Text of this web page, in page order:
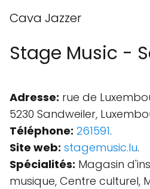
Cava Jazzer
Stage Music -
Adresse: rue de
5230 Sandweiler,
Téléphone: 261591.
Site web: stagemusic.lu.
Spécialités: Magasin
musique, Centre culturel,